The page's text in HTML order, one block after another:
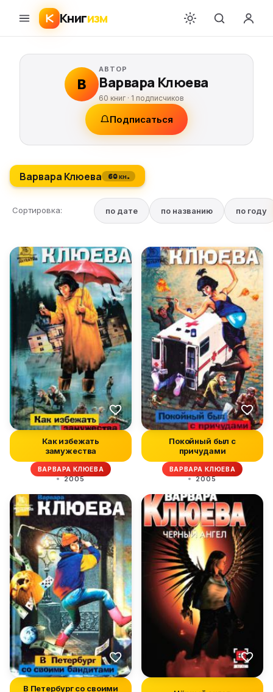
Книгизм
В
АВТОР
Варвара Клюева
60 книг · 1 подписчиков
Подписаться
Варвара Клюева 60 кн.
Сортировка: по дате по названию по году
Как избежать
замужества
ВАРВАРА КЛЮЕВА
2005
Покойный был с
причудами
ВАРВАРА КЛЮЕВА
2005
В Петербург со своими